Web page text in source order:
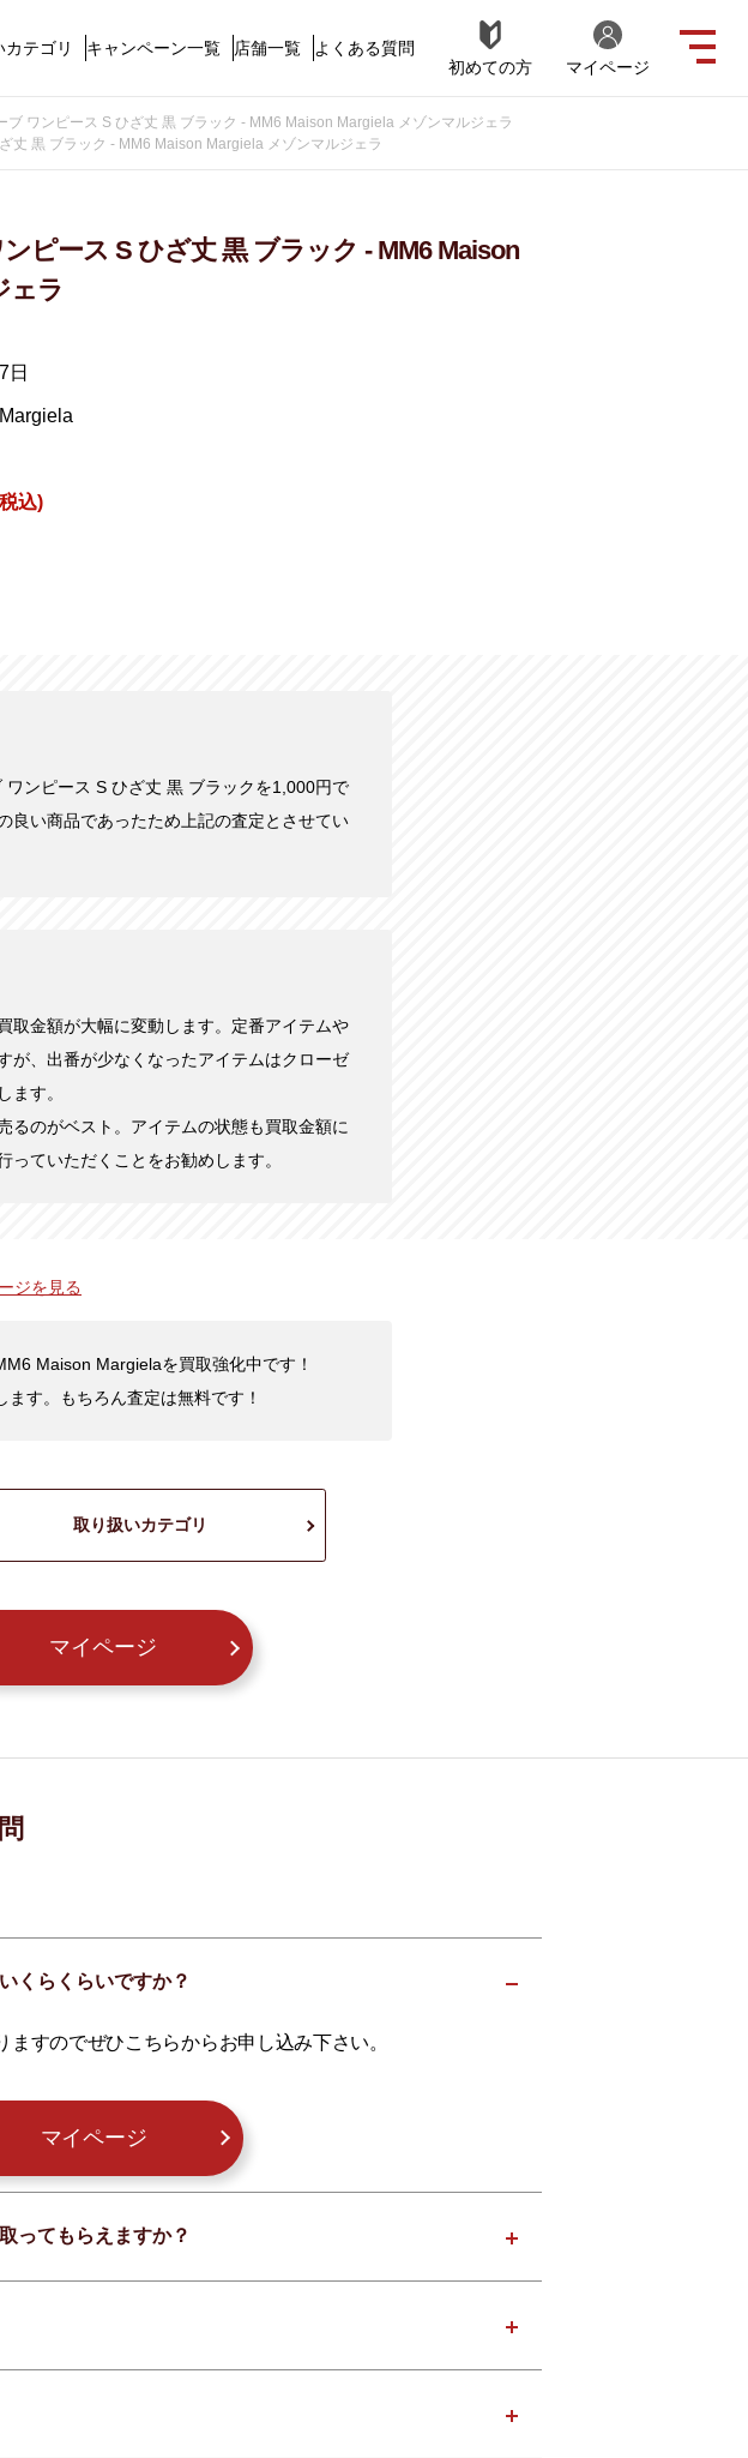
テゴリ キャンペーン一覧 店舗一覧
よくある質問
初めての方
マイページ
ブ ワンピース S ひざ丈 黒 ブラック - MM6 Maison Margiela メゾンマルジェラ
丈 黒 ブラック - MM6 Maison Margiela メゾンマルジェラ
ピース S ひざ丈 黒 ブラック - MM6 Maison
ェラ
日
込)
ンピース S ひざ丈 黒 ブラックを1,000円で
良い商品であったため上記の査定とさせてい
取金額が大幅に変動します。定番アイテムや
が、出番が少なくなったアイテムはクローゼ
ます。
るのがベスト。アイテムの状態も買取金額に
ていただくことをお勧めします。
ジを見る
Maison Margielaを買取強化中です！
す。もちろん査定は無料です！
取り扱いカテゴリ
マイページ
くらくらいですか？
すのでぜひこちらからお申し込み下さい。
マイページ
ってもらえますか？